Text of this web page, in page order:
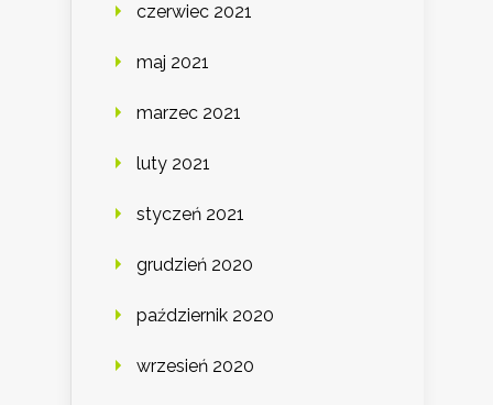
czerwiec 2021
maj 2021
marzec 2021
luty 2021
styczeń 2021
grudzień 2020
październik 2020
wrzesień 2020